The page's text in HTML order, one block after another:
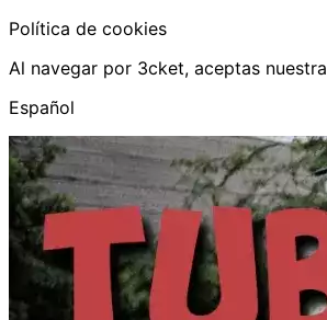
Política de cookies
Al navegar por 3cket, aceptas nuestra
Español